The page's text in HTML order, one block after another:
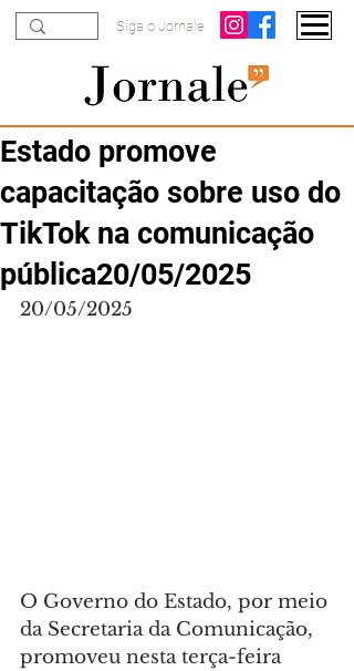
Siga o Jornale
Estado promove
capacitação sobre uso do
TikTok na comunicação
pública20/05/2025
20/05/2025
O Governo do Estado, por meio
da Secretaria da Comunicação,
promoveu nesta terça-feira